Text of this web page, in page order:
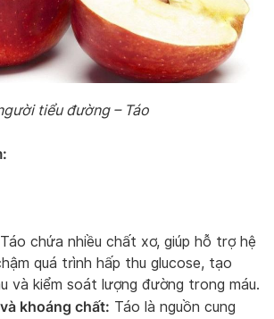
tiểu đường – Táo
Táo chứa nhiều chất xơ, giúp hỗ trợ hệ
quá trình hấp thu glucose, tạo
và kiểm soát lượng đường trong máu.
khoáng chất: Táo là nguồn cung